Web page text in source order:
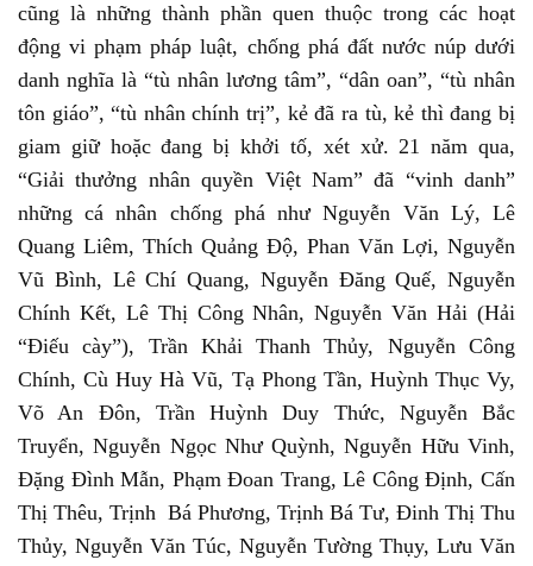
cũng là những thành phần quen thuộc trong các hoạt
động vi phạm pháp luật, chống phá đất nước núp dưới
danh nghĩa là “tù nhân lương tâm”, “dân oan”, “tù nhân
tôn giáo”, “tù nhân chính trị”, kẻ đã ra tù, kẻ thì đang bị
giam giữ hoặc đang bị khởi tố, xét xử. 21 năm qua,
“Giải thưởng nhân quyền Việt Nam” đã “vinh danh”
những cá nhân chống phá như Nguyễn Văn Lý, Lê
Quang Liêm, Thích Quảng Độ, Phan Văn Lợi, Nguyễn
Vũ Bình, Lê Chí Quang, Nguyễn Đăng Quế, Nguyễn
Chính Kết, Lê Thị Công Nhân, Nguyễn Văn Hải (Hải
“Điếu cày”), Trần Khải Thanh Thủy, Nguyễn Công
Chính, Cù Huy Hà Vũ, Tạ Phong Tần, Huỳnh Thục Vy,
Võ An Đôn, Trần Huỳnh Duy Thức, Nguyễn Bắc
Truyển, Nguyễn Ngọc Như Quỳnh, Nguyễn Hữu Vinh,
Đặng Đình Mẫn, Phạm Đoan Trang, Lê Công Định, Cấn
Thị Thêu, Trịnh Bá Phương, Trịnh Bá Tư, Đinh Thị Thu
Thủy, Nguyễn Văn Túc, Nguyễn Tường Thụy, Lưu Văn